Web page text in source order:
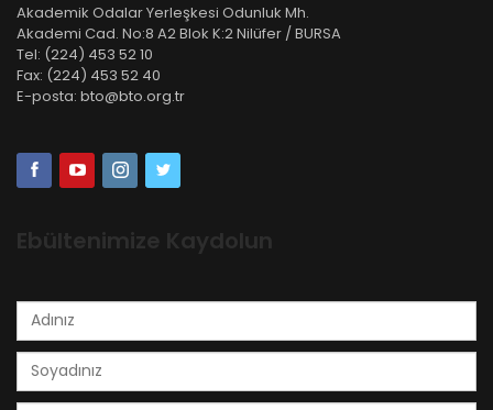
Akademik Odalar Yerleşkesi Odunluk Mh.
Akademi Cad. No:8 A2 Blok K:2 Nilüfer / BURSA
Tel: (224) 453 52 10
Fax: (224) 453 52 40
E-posta: bto@bto.org.tr
Ebültenimize Kaydolun